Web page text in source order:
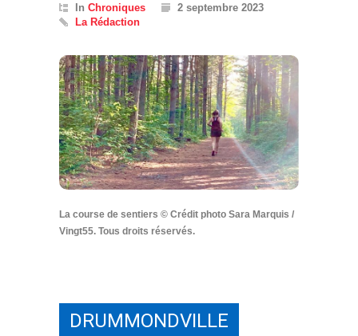
In Chroniques
2 septembre 2023
La Rédaction
La course de sentiers © Crédit photo Sara Marquis /
Vingt55. Tous droits réservés.
DRUMMONDVILLE